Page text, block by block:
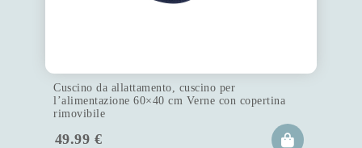
Cuscino da allattamento, cuscino per
l’alimentazione 60×40 cm Verne con copertina
rimovibile
49.99 €